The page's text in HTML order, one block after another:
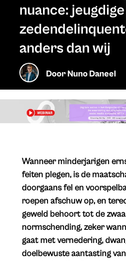
nuance: jeugdige
anders dan wij
DoorNuno Daneel
​Wanneer minderjarigen
feiten plegen, is de
doorgaans fel en
roepen afschuw op, en
geweld behoort tot de
normschending, zeker
gaat met vernedering,
doelbewuste aantasting